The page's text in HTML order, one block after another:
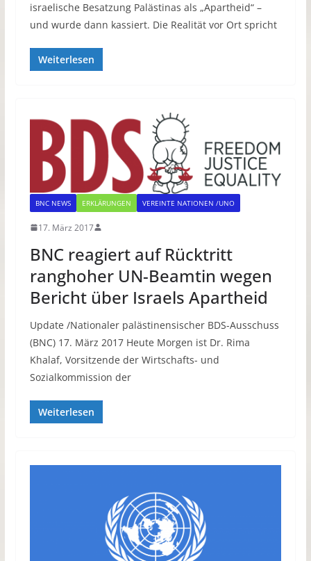
israelische Besatzung Palästinas als „Apartheid“ –
und wurde dann kassiert. Die Realität vor Ort spricht
Weiterlesen
BNC NEWS ERKLÄRUNGEN VEREINTE NATIONEN /UNO
17. März 2017
BNC reagiert auf Rücktritt
ranghoher UN-Beamtin wegen
Bericht über Israels Apartheid
Update /Nationaler palästinensischer BDS-Ausschuss
(BNC) 17. März 2017 Heute Morgen ist Dr. Rima
Khalaf, Vorsitzende der Wirtschafts- und
Sozialkommission der
Weiterlesen